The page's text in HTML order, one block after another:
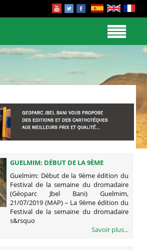
GUELMIM: DÉBUT DE LA 9ÈME
ÉDITION DU FESTIVAL DE LA SEMAINE
DU DROMADAIRE (GÉOPARC JBEL
BANI)
Guelmim: Début de la 9ème édition du
Festival de la semaine du dromadaire
(Géoparc Jbel Bani) Guelmim,
21/07/2019 (MAP) – La 9ème édition du
Festival de la semaine du dromadaire
s&rsquo
Savoir plus...